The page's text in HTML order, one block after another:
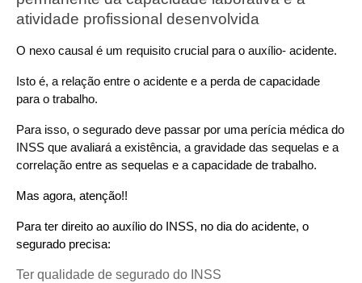
atividade profissional desenvolvida
O nexo causal é um requisito crucial para o auxílio- acidente.
Isto é, a relação entre o acidente e a perda de capacidade
para o trabalho.
Para isso, o segurado deve passar por uma perícia médica do
INSS que avaliará a existência, a gravidade das sequelas e a
correlação entre as sequelas e a capacidade de trabalho.
Mas agora, atenção!!
Para ter direito ao auxílio do INSS, no dia do acidente, o
segurado precisa:
Ter qualidade de segurado do INSS